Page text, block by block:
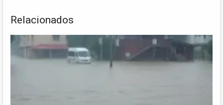
Relacionados